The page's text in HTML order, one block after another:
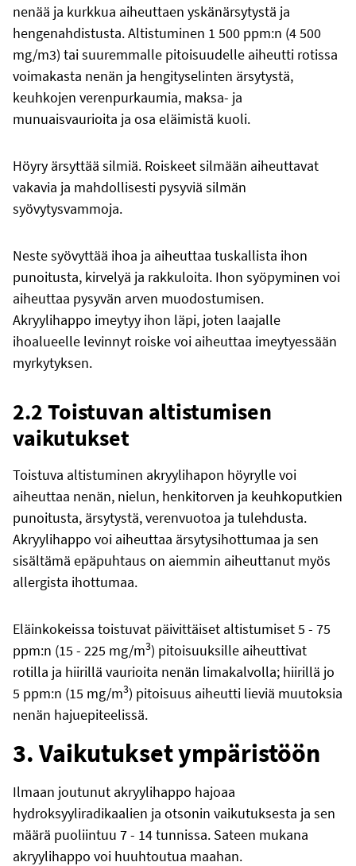
nenää ja kurkkua aiheuttaen yskänärsytystä ja
hengenahdistusta. Altistuminen 1 500 ppm:n (4 500
mg/m3) tai suuremmalle pitoisuudelle aiheutti rotissa
voimakasta nenän ja hengityselinten ärsytystä,
keuhkojen verenpurkaumia, maksa- ja
munuaisvaurioita ja osa eläimistä kuoli.
Höyry ärsyttää silmiä. Roiskeet silmään aiheuttavat
vakavia ja mahdollisesti pysyviä silmän
syövytysvammoja.
Neste syövyttää ihoa ja aiheuttaa tuskallista ihon
punoitusta, kirvelyä ja rakkuloita. Ihon syöpyminen voi
aiheuttaa pysyvän arven muodostumisen.
Akryylihappo imeytyy ihon läpi, joten laajalle
ihoalueelle levinnyt roiske voi aiheuttaa imeytyessään
myrkytyksen.
2.2 Toistuvan altistumisen
vaikutukset
Toistuva altistuminen akryylihapon höyrylle voi
aiheuttaa nenän, nielun, henkitorven ja keuhkoputkien
punoitusta, ärsytystä, verenvuotoa ja tulehdusta.
Akryylihappo voi aiheuttaa ärsytysihottumaa ja sen
sisältämä epäpuhtaus on aiemmin aiheuttanut myös
allergista ihottumaa.
Eläinkokeissa toistuvat päivittäiset altistumiset 5 - 75
ppm:n (15 - 225 mg/m3) pitoisuuksille aiheuttivat
rotilla ja hiirillä vaurioita nenän limakalvolla; hiirillä jo
5 ppm:n (15 mg/m3) pitoisuus aiheutti lieviä muutoksia
nenän hajuepiteelissä.
3. Vaikutukset ympäristöön
Ilmaan joutunut akryylihappo hajoaa
hydroksyyliradikaalien ja otsonin vaikutuksesta ja sen
määrä puoliintuu 7 - 14 tunnissa. Sateen mukana
akryylihappo voi huuhtoutua maahan.